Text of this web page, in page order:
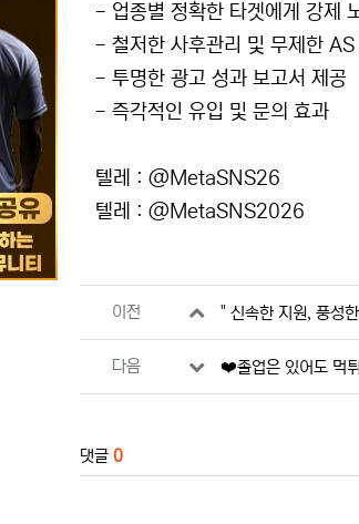
- 업종별 정확한 타겟에게 강제
- 철저한 사후관리 및 무제한 AS
- 투명한 광고 성과 보고서 제공
- 즉각적인 유입 및 문의 효과
텔레 : @MetaSNS26
텔레 : @MetaSNS2026
관련자료
이전 " 신속한 지원, 풍성
다음 ❤️졸업은 있어도 먹
댓글 0